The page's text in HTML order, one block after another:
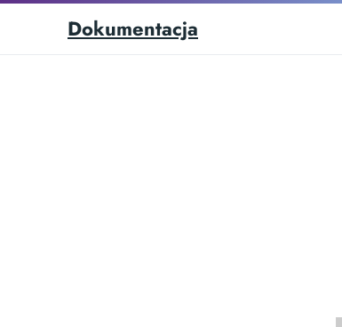
Dokumentacja